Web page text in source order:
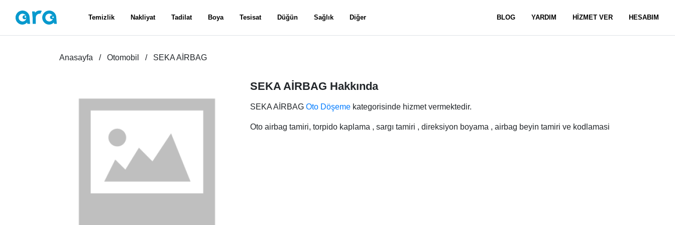
Temizlik Nakliyat Tadilat Boya Tesisat Düğün Sağlık Diğer BLOG YARDIM HİZMET VER HESABIM
Anasayfa Otomobil SEKA AİRBAG
SEKA AİRBAG Hakkında
SEKA AİRBAG Oto Döşeme kategorisinde hizmet vermektedir.
Oto airbag tamiri, torpido kaplama , sargı tamiri , direksiyon boyama , airbag beyin tamiri ve kodlamasi